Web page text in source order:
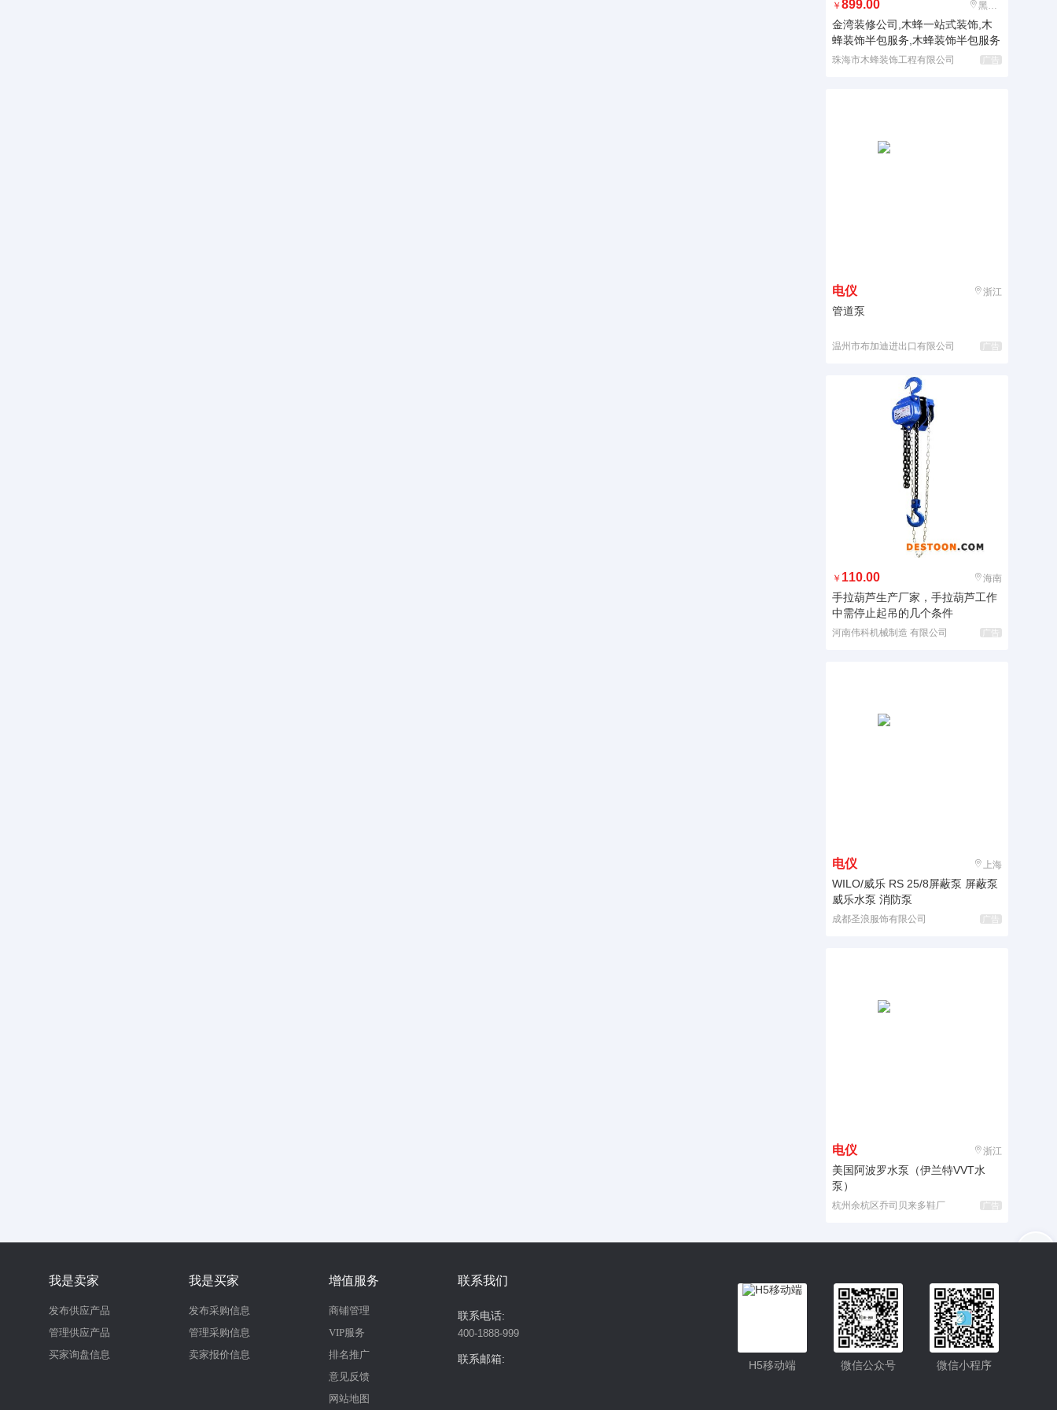
￥ 899.00 黑龙江
金湾装修公司,木蜂一站式装饰,木
蜂装饰半包服务,木蜂装饰半包服务
珠海市木蜂装饰工程有限公司 广告
电仪 浙江
管道泵
温州市布加迪进出口有限公司 广告
￥ 110.00 海南
手拉葫芦生产厂家，手拉葫芦工作
中需停止起吊的几个条件
河南伟科机械制造 有限公司 广告
电仪 上海
WILO/威乐 RS 25/8屏蔽泵 屏蔽泵
威乐水泵 消防泵
成都圣浪服饰有限公司 广告
电仪 浙江
美国阿波罗水泵（伊兰特VVT水
泵）
杭州余杭区乔司贝来多鞋厂 广告
我是卖家
发布供应产品
管理供应产品
买家询盘信息
我是买家
发布采购信息
管理采购信息
卖家报价信息
增值服务
商铺管理
VIP服务
排名推广
意见反馈
网站地图
联系我们
联系电话:
400-1888-999
联系邮箱: 微信小程序
微信公众号
H5移动端
小程序更便捷的查找产品